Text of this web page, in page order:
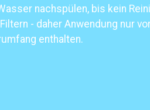
nachspülen, bis kein
- daher Anwendung nur
enthalten.